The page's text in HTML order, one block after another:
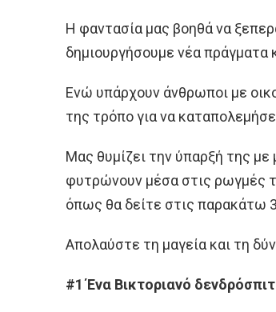
Η φαντασία μας βοηθά να
δημιουργήσουμε νέα πράγματα
Ενώ υπάρχουν άνθρωποι με
της τρόπο για να
Μας θυμίζει την ύπαρξή της
φυτρώνουν μέσα στις ρωγμές
όπως θα δείτε στις παρακάτω
Απολαύστε τη μαγεία και τη
#1 Ένα Βικτοριανό